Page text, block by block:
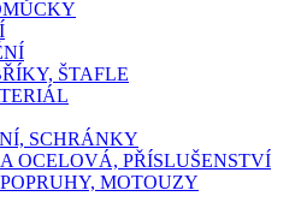
ŠTAFLE
SCHRÁNKY
OCELOVÁ, PŘÍSLUŠENSTVÍ
MOTOUZY